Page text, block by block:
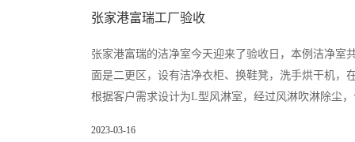
张家港富瑞工厂验收
张家港富瑞的洁净室今天迎来了验收日，本例洁净室
面是二更区，设有洁净衣柜、换鞋凳，洗手烘干机，
根据客户需求设计为L型风淋室，经过风淋吹淋除尘
2023-03-16